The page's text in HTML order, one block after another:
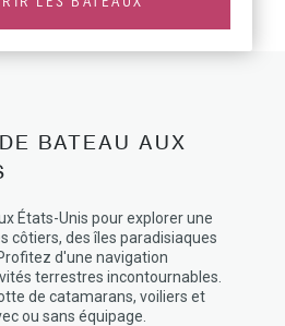
BATEAU AUX
États-Unis pour explorer une
côtiers, des îles paradisiaques
d'une navigation
terrestres incontournables.
de catamarans, voiliers et
ou sans équipage.